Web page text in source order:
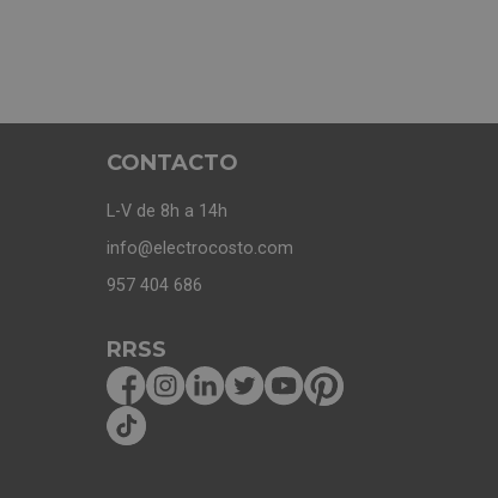
CONTACTO
L-V de 8h a 14h
info@electrocosto.com
957 404 686
RRSS